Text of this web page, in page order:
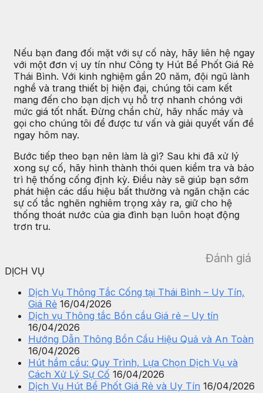
Nếu bạn đang đối mặt với sự cố này, hãy liên hệ ngay
với một đơn vị uy tín như Công ty Hút Bể Phốt Giá Rẻ
Thái Bình. Với kinh nghiệm gần 20 năm, đội ngũ lành
nghề và trang thiết bị hiện đại, chúng tôi cam kết
mang đến cho bạn dịch vụ hỗ trợ nhanh chóng với
mức giá tốt nhất. Đừng chần chừ, hãy nhấc máy và
gọi cho chúng tôi để được tư vấn và giải quyết vấn đề
ngay hôm nay.
Bước tiếp theo bạn nên làm là gì? Sau khi đã xử lý
xong sự cố, hãy hình thành thói quen kiểm tra và bảo
trì hệ thống cống định kỳ. Điều này sẽ giúp bạn sớm
phát hiện các dấu hiệu bất thường và ngăn chặn các
sự cố tắc nghẽn nghiêm trọng xảy ra, giữ cho hệ
thống thoát nước của gia đình bạn luôn hoạt động
trơn tru.
Đánh giá
DỊCH VỤ
Dịch Vụ Thông Tắc Cống tại Thái Bình – Uy Tín,
Giá Rẻ 16/04/2026
Dịch vụ Thông tắc Bồn cầu Giá rẻ – Uy tín
16/04/2026
Hướng Dẫn Thông Bồn Cầu Hiệu Quả và An Toàn
16/04/2026
Hút hầm cầu: Quy Trình, Lựa Chọn Dịch Vụ và
Cách Xử Lý Sự Cố 16/04/2026
Dịch Vụ Hút Bể Phốt Giá Rẻ và Uy Tín 16/04/2026